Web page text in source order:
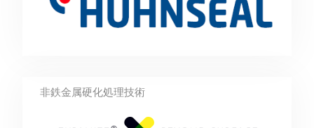
非鉄金属硬化処理技術